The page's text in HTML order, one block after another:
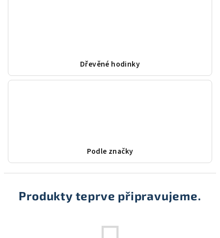
Dřevěné hodinky
Podle značky
Produkty teprve připravujeme.